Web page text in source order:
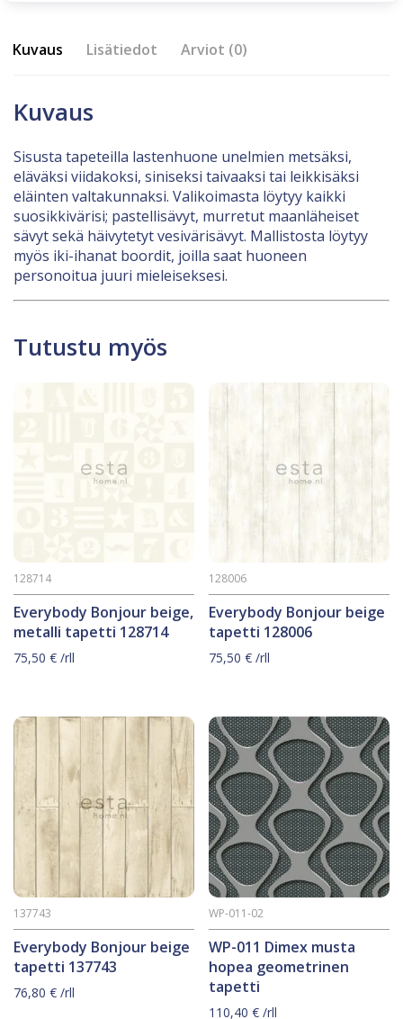
Kuvaus Lisätiedot Arviot (0)
Kuvaus
Sisusta tapeteilla lastenhuone unelmien metsäksi,
eläväksi viidakoksi, siniseksi taivaaksi tai leikkisäksi
eläinten valtakunnaksi. Valikoimasta löytyy kaikki
suosikkivärisi; pastellisävyt, murretut maanläheiset
sävyt sekä häivytetyt vesivärisävyt. Mallistosta löytyy
myös iki-ihanat boordit, joilla saat huoneen
personoitua juuri mieleiseksesi.
Tutustu myös
Everybody Bonjour beige,
metalli tapetti 128714
128714
75,50 € /rll
Everybody Bonjour beige
tapetti 128006
128006
75,50€ /rll
Everybody Bonjour beige
tapetti 137743
137743
76,80 € /rll
WP-011 Dimex musta
hopea geometrinen
tapetti
WP-011-02
110,40€ /rll